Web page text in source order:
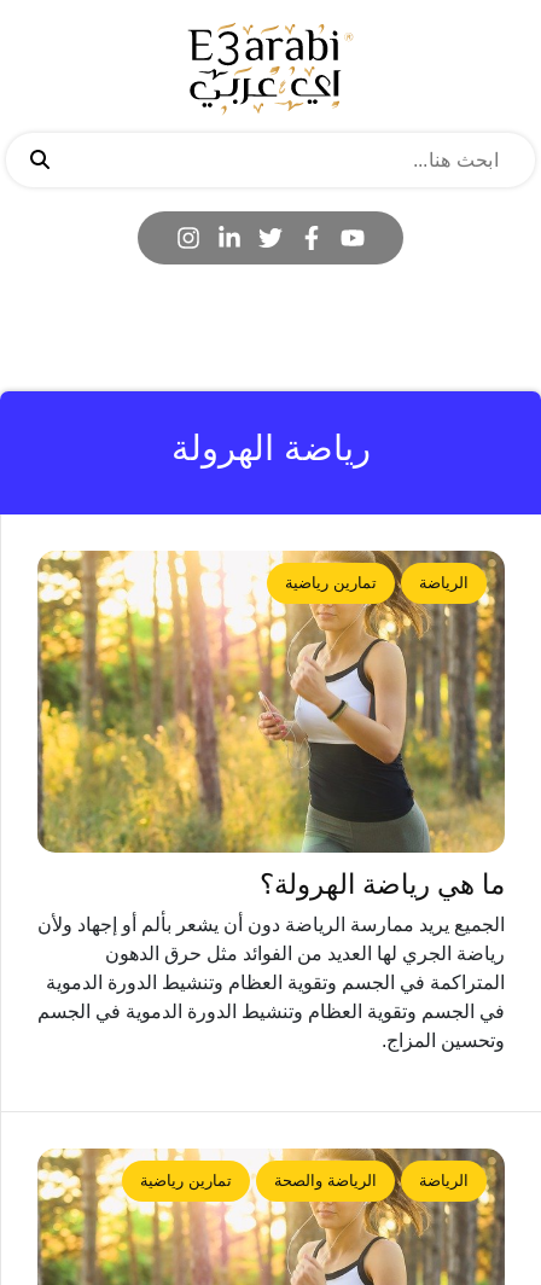
رياضة الهرولة
الرياضة تمارين رياضية
ما هي رياضة الهرولة؟
الجميع يريد ممارسة الرياضة دون أن يشعر بألم أو إجهاد ولأن
رياضة الجري لها العديد من الفوائد مثل حرق الدهون
المتراكمة في الجسم وتقوية العظام وتنشيط الدورة الدموية
في الجسم وتقوية العظام وتنشيط الدورة الدموية في الجسم
وتحسين المزاج.
الرياضة الرياضة والصحة تمارين رياضية